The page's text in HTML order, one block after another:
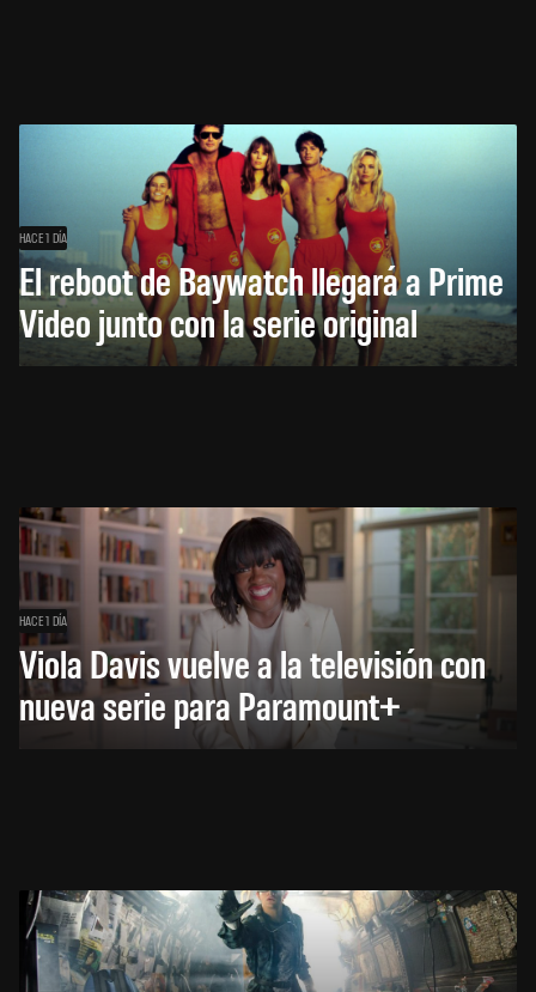
HACE 1 DÍA
El reboot de Baywatch llegará a Prime
Video junto con la serie original
HACE 1 DÍA
Viola Davis vuelve a la televisión con
nueva serie para Paramount+